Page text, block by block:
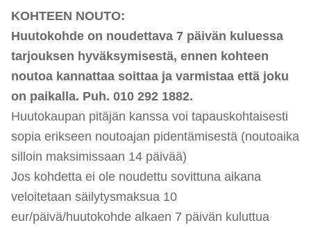
KOHTEEN NOUTO:
Huutokohde on noudettava 7 päivän kuluessa
tarjouksen hyväksymisestä, ennen kohteen
noutoa kannattaa soittaa ja varmistaa että joku
on paikalla. Puh. 010 292 1882.
Huutokaupan pitäjän kanssa voi tapauskohtaisesti
sopia erikseen noutoajan pidentämisestä (noutoaika
silloin maksimissaan 14 päivää)
Jos kohdetta ei ole noudettu sovittuna aikana
veloitetaan säilytysmaksua 10
eur/päivä/huutokohde alkaen 7 päivän kuluttua